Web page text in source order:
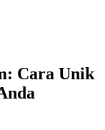
Cara Unik